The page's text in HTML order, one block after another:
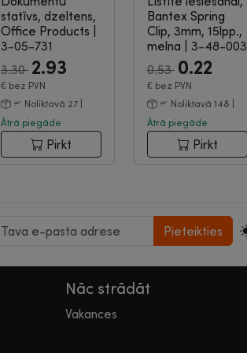
statīvs, dzeltens,
Office Products
3-05-731
3.30 2.93
€ bez PVN
Noliktavā 27 |
Ātrā piegāde
Pirkt
Bantex Spring
Clip, 3mm, 15lpp.,
melna
3-48-003
0.53 0.22
€ bez PVN
Noliktavā 148 |
Ātrā piegāde
Pirkt
Pieteikties
Nāc strādāt
Vakances